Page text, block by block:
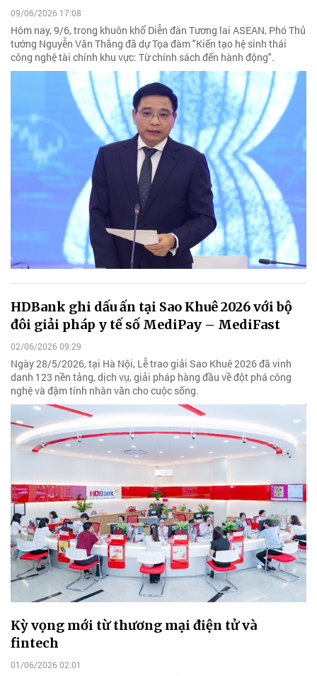
09/06/2026 17:08
Hôm nay, 9/6, trong khuôn khổ Diễn đàn Tương lai ASEAN, Phó Thủ
tướng Nguyễn Văn Thắng đã dự Tọa đàm "Kiến tạo hệ sinh thái
công nghệ tài chính khu vực: Từ chính sách đến hành động".
HDBank ghi dấu ấn tại Sao Khuê 2026 với bộ
đôi giải pháp y tế số MediPay – MediFast
02/06/2026 09:29
Ngày 28/5/2026, tại Hà Nội, Lễ trao giải Sao Khuê 2026 đã vinh
danh 123 nền tảng, dịch vụ, giải pháp hàng đầu về đột phá công
nghệ và đậm tính nhân văn cho cuộc sống.
Kỳ vọng mới từ thương mại điện tử và
fintech
01/06/2026 02:01